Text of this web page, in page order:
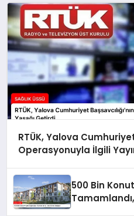
RTÜK, Yalova Cumhuriyet
Operasyonuyla İlgili
500 Bin